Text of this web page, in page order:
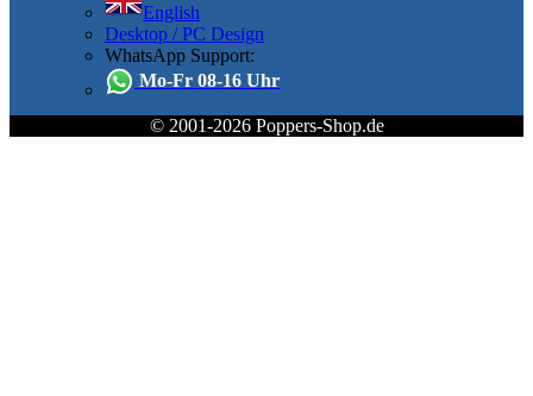
English
Desktop / PC Design
WhatsApp Support:
Mo-Fr 08-16 Uhr
© 2001-2026 Poppers-Shop.de